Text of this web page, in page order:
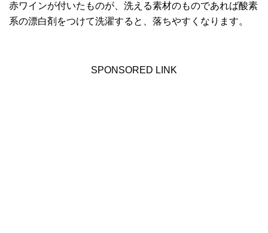
赤ワインが付いたものが、洗える素材のものであれば酸素
系の漂白剤をつけて洗濯すると、落ちやすくなります。
SPONSORED LINK